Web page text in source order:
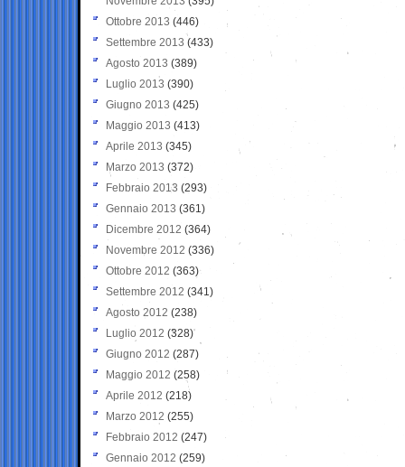
Ottobre 2013 (446)
Settembre 2013 (433)
Agosto 2013 (389)
Luglio 2013 (390)
Giugno 2013 (425)
Maggio 2013 (413)
Aprile 2013 (345)
Marzo 2013 (372)
Febbraio 2013 (293)
Gennaio 2013 (361)
Dicembre 2012 (364)
Novembre 2012 (336)
Ottobre 2012 (363)
Settembre 2012 (341)
Agosto 2012 (238)
Luglio 2012 (328)
Giugno 2012 (287)
Maggio 2012 (258)
Aprile 2012 (218)
Marzo 2012 (255)
Febbraio 2012 (247)
Gennaio 2012 (259)